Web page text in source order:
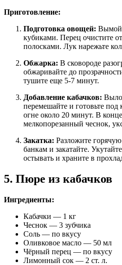
Приготовление:
Подготовка овощей:
кубиками. Перец очистите
полосками. Лук нарежьте
Обжарка: В сковороде
обжаривайте до
тушите еще 5-7 минут.
Добавление кабачков:
перемешайте и готовьте
огне около 20 минут. В
мелкопорезанный чеснок,
Закатка: Разложите
банкам и закатайте.
остывать и храните в
5. Пюре из кабачков
Ингредиенты:
Кабачки — 1 кг
Чеснок — 3 зубчика
Соль — по вкусу
Оливковое масло — 50 мл
Чёрный перец — по вкусу
Лимонный сок — 2 ст. л.